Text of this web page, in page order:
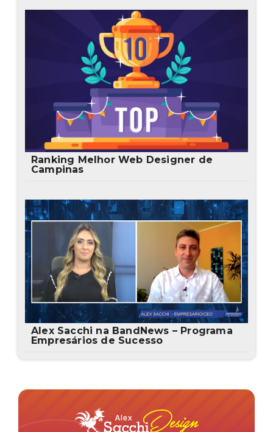
Ranking Melhor Web Designer de
Campinas
Alex Sacchi na BandNews – Programa
Empresários de Sucesso